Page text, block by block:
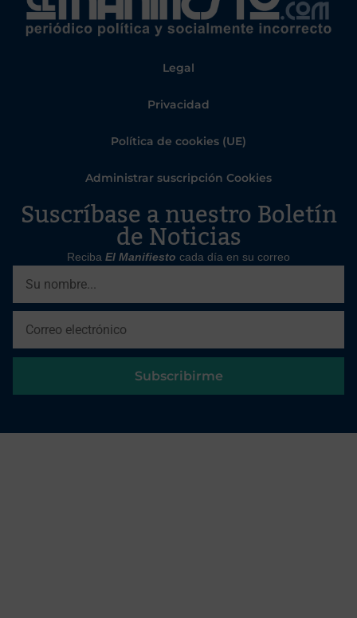
Legal
Privacidad
Política de cookies (UE)
Administrar suscripción Cookies
Suscríbase a nuestro Boletín
de Noticias
Reciba El Manifiesto cada día en su correo
Subscribirme